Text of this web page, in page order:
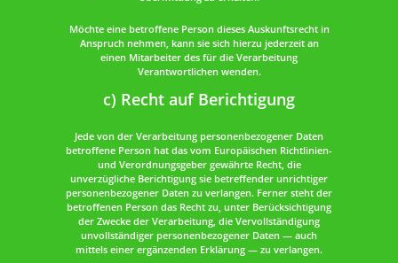
Möchte eine betroffene Person dieses Auskunftsrecht in
Anspruch nehmen, kann sie sich hierzu jederzeit an
einen Mitarbeiter des für die Verarbeitung
Verantwortlichen wenden.
c) Recht auf Berichtigung
Jede von der Verarbeitung personenbezogener Daten
betroffene Person hat das vom Europäischen Richtlinien-
und Verordnungsgeber gewährte Recht, die
unverzügliche Berichtigung sie betreffender unrichtiger
personenbezogener Daten zu verlangen. Ferner steht der
betroffenen Person das Recht zu, unter Berücksichtigung
der Zwecke der Verarbeitung, die Vervollständigung
unvollständiger personenbezogener Daten — auch
mittels einer ergänzenden Erklärung — zu verlangen.